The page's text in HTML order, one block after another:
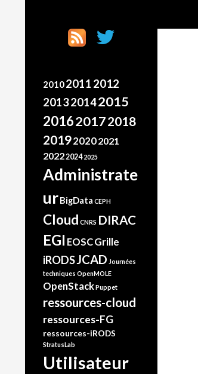
Going the extra mile
20102011 2012
201320142015
201620172018
201920202021
20222024 2025
Administrate
urBigData CEPH
Cloud CNRS DIRAC
EGI EOSCGrille
iRODSJCAD Journées
techniques OpenMOLE
OpenStackPuppet
ressources-cloud
ressources-FG
ressources-iRODS
StratusLab
Utilisateur